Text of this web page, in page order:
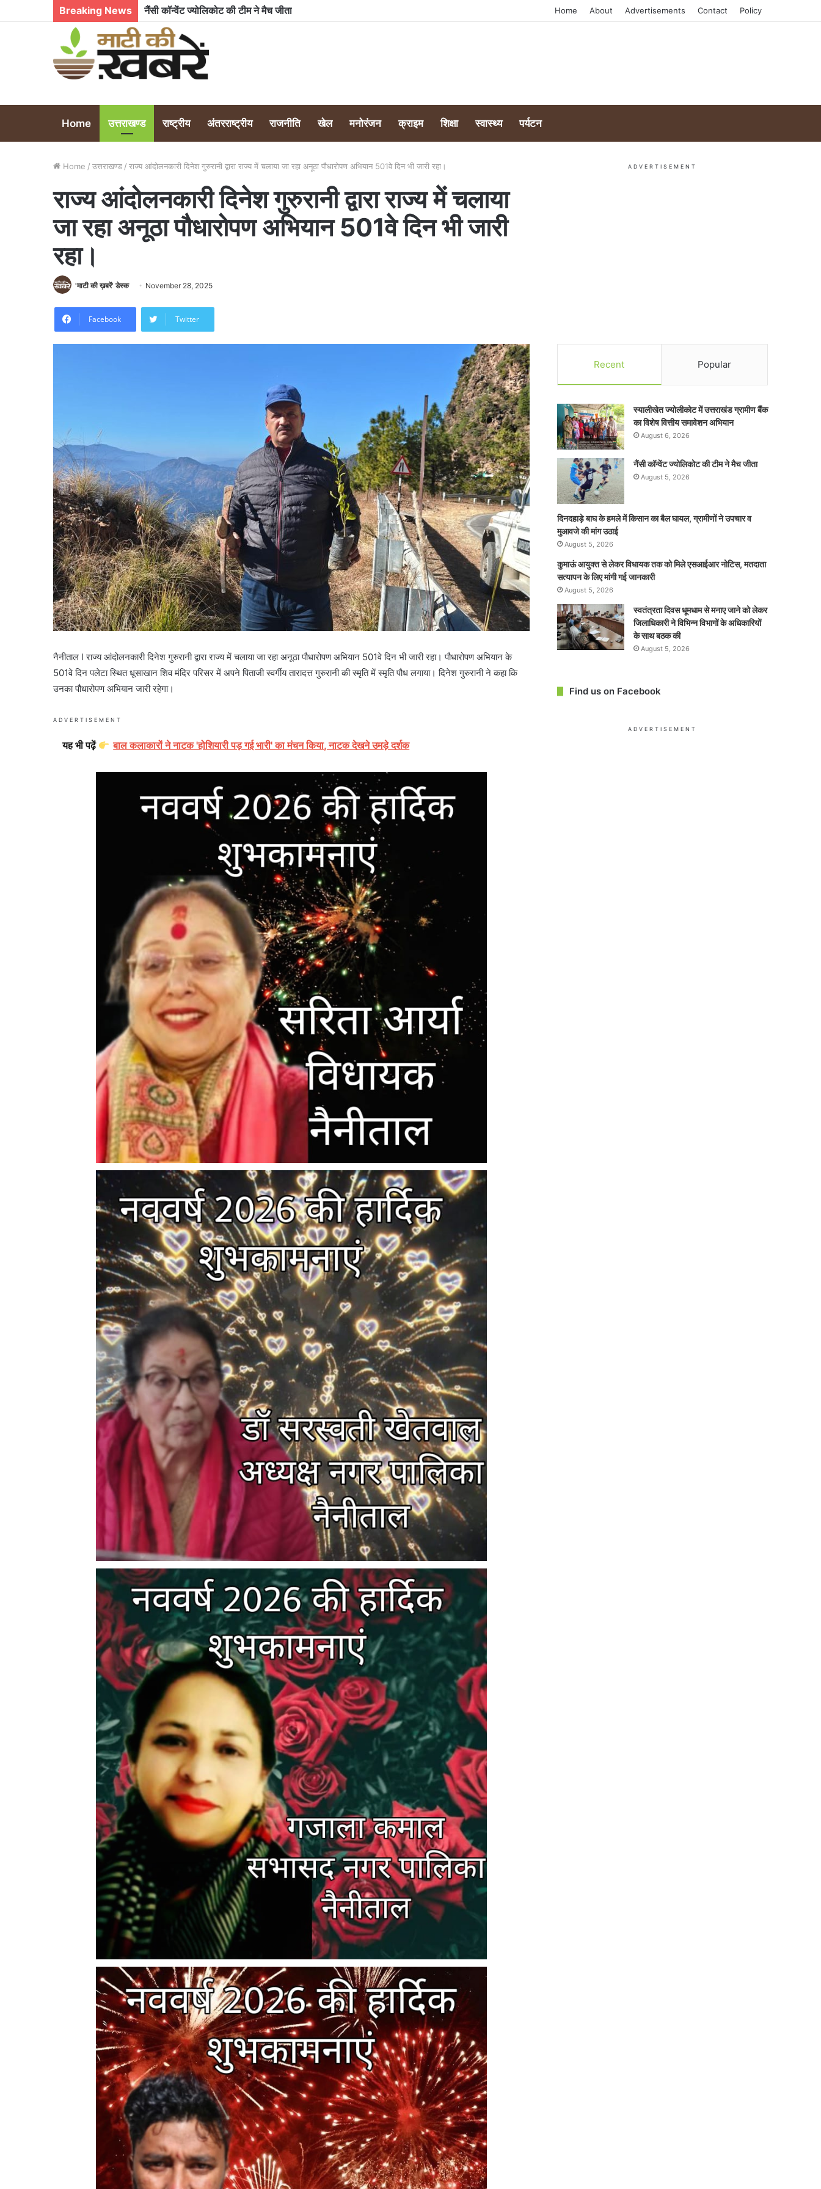
Breaking News दिनदहाड़े बाघ के हमले में किसान का बैल घायल, ग्रामीणों ने उपचार व मुआवजे की मांग उठाई Home About Advertisements Contact Policy
Home उत्तराखण्ड राष्ट्रीय अंतरराष्ट्रीय राजनीति खेल मनोरंजन क्राइम शिक्षा स्वास्थ्य पर्यटन
Home / उत्तराखण्ड / राज्य आंदोलनकारी दिनेश गुरुरानी द्वारा राज्य में चलाया जा रहा अनूठा पौधारोपण अभियान 501वे दिन भी जारी रहा।
राज्य आंदोलनकारी दिनेश गुरुरानी द्वारा राज्य में चलाया
जा रहा अनूठा पौधारोपण अभियान 501वे दिन भी जारी
रहा।
'माटी की ख़बरें' डेस्क November 28, 2025
Facebook Twitter
नैनीताल l राज्य आंदोलनकारी दिनेश गुरुरानी द्वारा राज्य में चलाया जा रहा अनूठा पौधारोपण अभियान 501वे दिन भी जारी रहा। पौधारोपण अभियान के
501वे दिन पलेटा स्थित धूसाखान शिव मंदिर परिसर में अपने पिताजी स्वर्गीय तारादत्त गुरुरानी की स्मृति में स्मृति पौध लगाया। दिनेश गुरुरानी ने कहा कि
उनका पौधारोपण अभियान जारी रहेगा।
ADVERTISEMENT
यह भी पढ़ें बाल कलाकारों ने नाटक 'होशियारी पड़ गई भारी' का मंचन किया, नाटक देखने उमड़े दर्शक
ADVERTISEMENT
Recent Popular
स्यालीखेत ज्योलीकोट में उत्तराखंड ग्रामीण बैंक
का विशेष वित्तीय समावेशन अभियान
August 6, 2026
नैंसी कॉन्वेंट ज्योलिकोट की टीम ने मैच जीता
August 5, 2026
दिनदहाड़े बाघ के हमले में किसान का बैल घायल, ग्रामीणों ने उपचार व
मुआवजे की मांग उठाई
August 5, 2026
कुमाऊं आयुक्त से लेकर विधायक तक को मिले एसआईआर नोटिस, मतदाता
सत्यापन के लिए मांगी गई जानकारी
August 5, 2026
स्वतंत्रता दिवस धूमधाम से मनाए जाने को लेकर
जिलाधिकारी ने विभिन्न विभागों के अधिकारियों
के साथ बठक की
August 5, 2026
Find us on Facebook
ADVERTISEMENT